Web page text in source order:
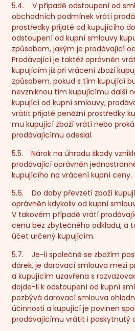
5.4. V případě odstoupení od
obchodních podmínek vrátí
prostředky přijaté od kupujícího
odstoupení od kupní smlouvy
způsobem, jakým je prodávající
Prodávající je taktéž oprávněn
kupujícím již při vrácení zboží
způsobem, pokud s tím kupující
nevzniknou tím kupujícímu další
kupující od kupní smlouvy,
vrátit přijaté peněžní prostředky
mu kupující zboží vrátí nebo
prodávajícímu odeslal.
5.5. Nárok na úhradu škody
prodávající oprávněn
kupujícího na vrácení kupní ceny.
5.6. Do doby převzetí zboží
oprávněn kdykoliv od kupní
V takovém případě vrátí
cenu bez zbytečného odkladu, a
účet určený kupujícím.
5.7. Je-li společně se zbožím
dárek, je darovací smlouva mezi
a kupujícím uzavřena s
dojde-li k odstoupení od kupní
pozbývá darovací smlouva
účinnosti a kupující je povinen
prodávajícímu vrátit i poskytnutý